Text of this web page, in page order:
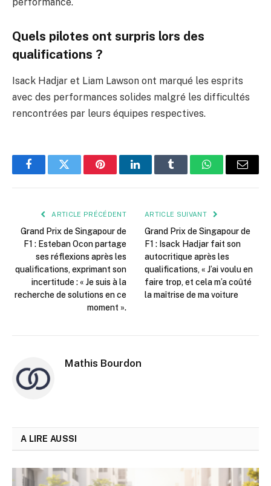
Quels pilotes ont surpris lors des
qualifications ?
Isack Hadjar et Liam Lawson ont marqué les esprits
avec des performances solides malgré les difficultés
rencontrées par leurs équipes respectives.
FacebookTwitter PinterestLinkedInTumblr WhatsApp
E-
ARTICLE PRÉCÉDENT
Grand Prix de Singapour de
F1 : Esteban Ocon partage
ses réflexions après les
qualifications, exprimant son
incertitude : « Je suis à la
recherche de solutions en ce
moment ».
ARTICLE SUIVANT
Grand Prix de Singapour de
F1 : Isack Hadjar fait son
autocritique après les
qualifications, « J’ai voulu en
faire trop, et cela m’a coûté
la maîtrise de ma voiture
Mathis Bourdon
A LIRE AUSSI